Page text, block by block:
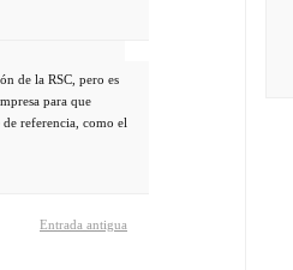
de la RSC, pero es
para que
de referencia, como el
Entrada antigua